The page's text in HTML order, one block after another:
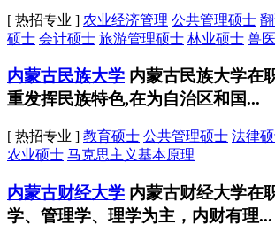
[ 热招专业 ] 农业经济管理 公共管理硕士
硕士 会计硕士 旅游管理硕士 林业硕士 兽
内蒙古民族大学 内蒙古民族大学在
重发挥民族特色,在为自治区和国...
[ 热招专业 ] 教育硕士 公共管理硕士 法律
农业硕士 马克思主义基本原理
内蒙古财经大学 内蒙古财经大学在
学、管理学、理学为主，内财有理...